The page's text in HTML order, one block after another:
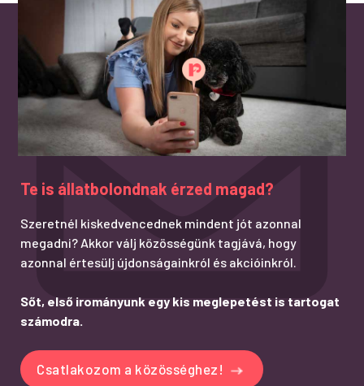
Te is állatbolondnak érzed magad?
Szeretnél kiskedvencednek mindent jót azonnal
megadni? Akkor válj közösségünk tagjává, hogy
azonnal értesülj újdonságainkról és akcióinkról.
Sőt, első irományunk egy kis meglepetést is tartogat
számodra.
Csatlakozom a közösséghez!